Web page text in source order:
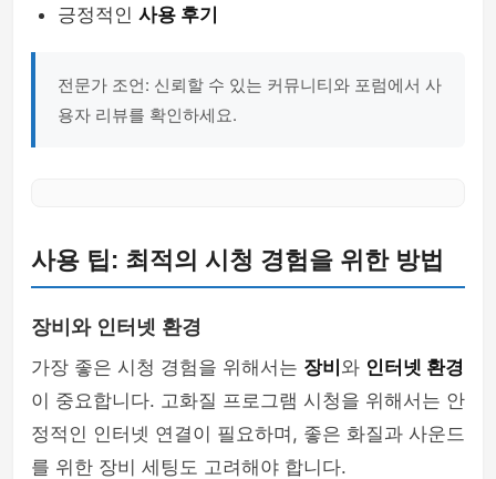
긍정적인 사용 후기
전문가 조언: 신뢰할 수 있는 커뮤니티와 포럼에서 사
용자 리뷰를 확인하세요.
사용 팁: 최적의 시청 경험을 위한 방법
장비와 인터넷 환경
가장 좋은 시청 경험을 위해서는 장비 와 인터넷 환경
이 중요합니다. 고화질 프로그램 시청을 위해서는 안
정적인 인터넷 연결이 필요하며, 좋은 화질과 사운드
를 위한 장비 세팅도 고려해야 합니다.